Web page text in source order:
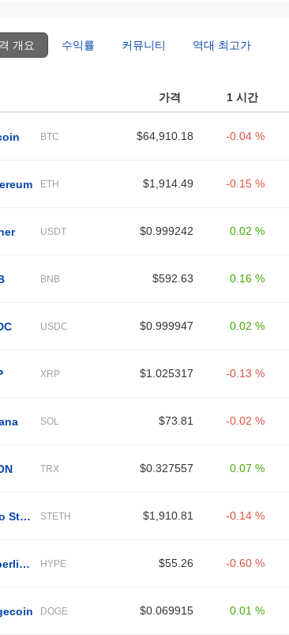
개요 수익률 커뮤니티 역대 최고가
가격 1 시간
BTC $64,910.18 -0.04 %
ETH $1,914.49 -0.15 %
USDT $0.999242 0.02 %
BNB $592.63 0.16 %
USDC $0.999947 0.02 %
XRP $1.025317 -0.13 %
SOL $73.81 -0.02 %
TRX $0.327557 0.07 %
STETH $1,910.81 -0.14 %
HYPE $55.26 -0.60 %
DOGE $0.069915 0.01 %